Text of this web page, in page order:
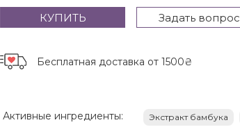
КУПИТЬ Задать вопрос
Бесплатная доставка от 1500₴
Активные ингредиенты: Экстракт бамбука